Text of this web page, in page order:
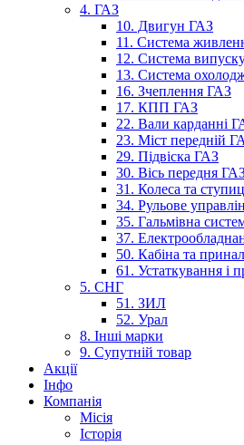
4. ГАЗ
10. Двигун ГАЗ
11. Система
12. Система
13. Система
16. Зчеплення ГАЗ
17. КПП ГАЗ
22. Вали карданні
23. Міст передній
29. Підвіска ГАЗ
30. Вісь передня
31. Колеса та
34. Рульове
35. Гальмівна
37.
50. Кабіна та
61. Устаткування і
5. СНГ
51. ЗИЛ
52. Урал
8. Інші марки
9. Супутній товар
Акції
Інфо
Компанія
Місія
Історія